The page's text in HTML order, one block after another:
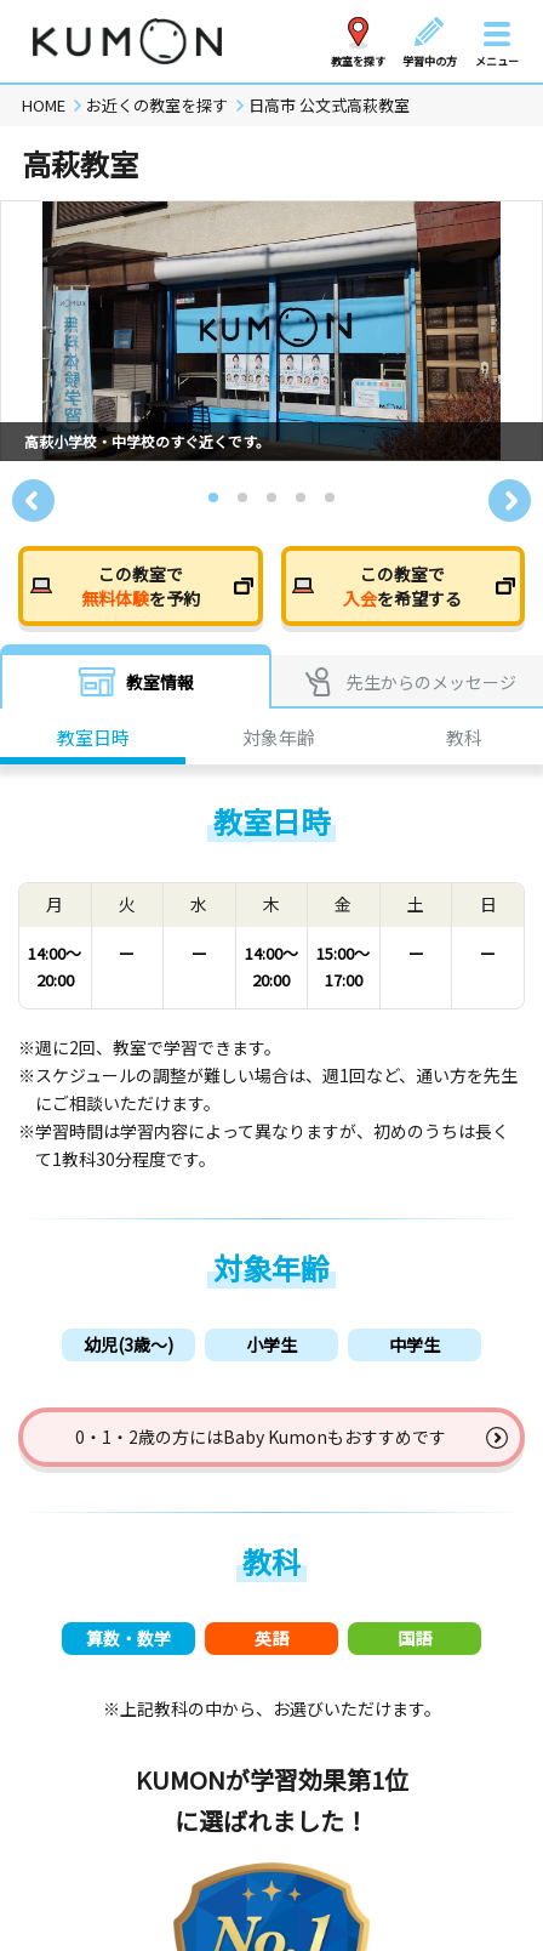
教室を探す 学習中の方 メニュー
HOME お近くの教室を探す 日高市 公文式高萩教室
高萩教室
高萩小学校・中学校のすぐ近くです。
この教室で
無料体験を予約
この教室で
入会を希望する
教室情報 先生からのメッセージ
教室日時 対象年齢 教科
教室日時
月
14:00〜
20:00
火
ー
水
ー
木
14:00〜
20:00
金
15:00〜
17:00
土
ー
日
ー
※週に2回、教室で学習できます。
※スケジュールの調整が難しい場合は、週1回など、通い方を先生
にご相談いただけます。
※学習時間は学習内容によって異なりますが、初めのうちは長く
て1教科30分程度です。
対象年齢
幼児(3歳〜) 小学生 中学生
0・1・2歳の方にはBaby Kumonもおすすめです
教科
算数・数学 英語 国語
※上記教科の中から、お選びいただけます。
KUMONが学習効果第1位
に選ばれました！